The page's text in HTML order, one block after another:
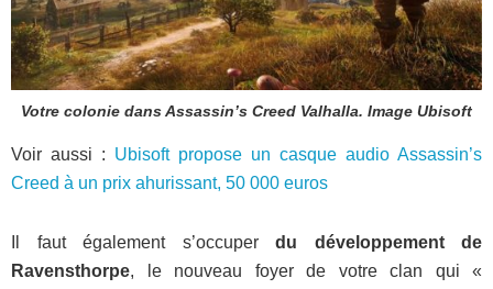
Votre colonie dans Assassin’s Creed Valhalla. Image Ubisoft
Voir aussi : Ubisoft propose un casque audio Assassin’s
Creed à un prix ahurissant, 50 000 euros
Il faut également s’occuper du développement de
Ravensthorpe, le nouveau foyer de votre clan qui «